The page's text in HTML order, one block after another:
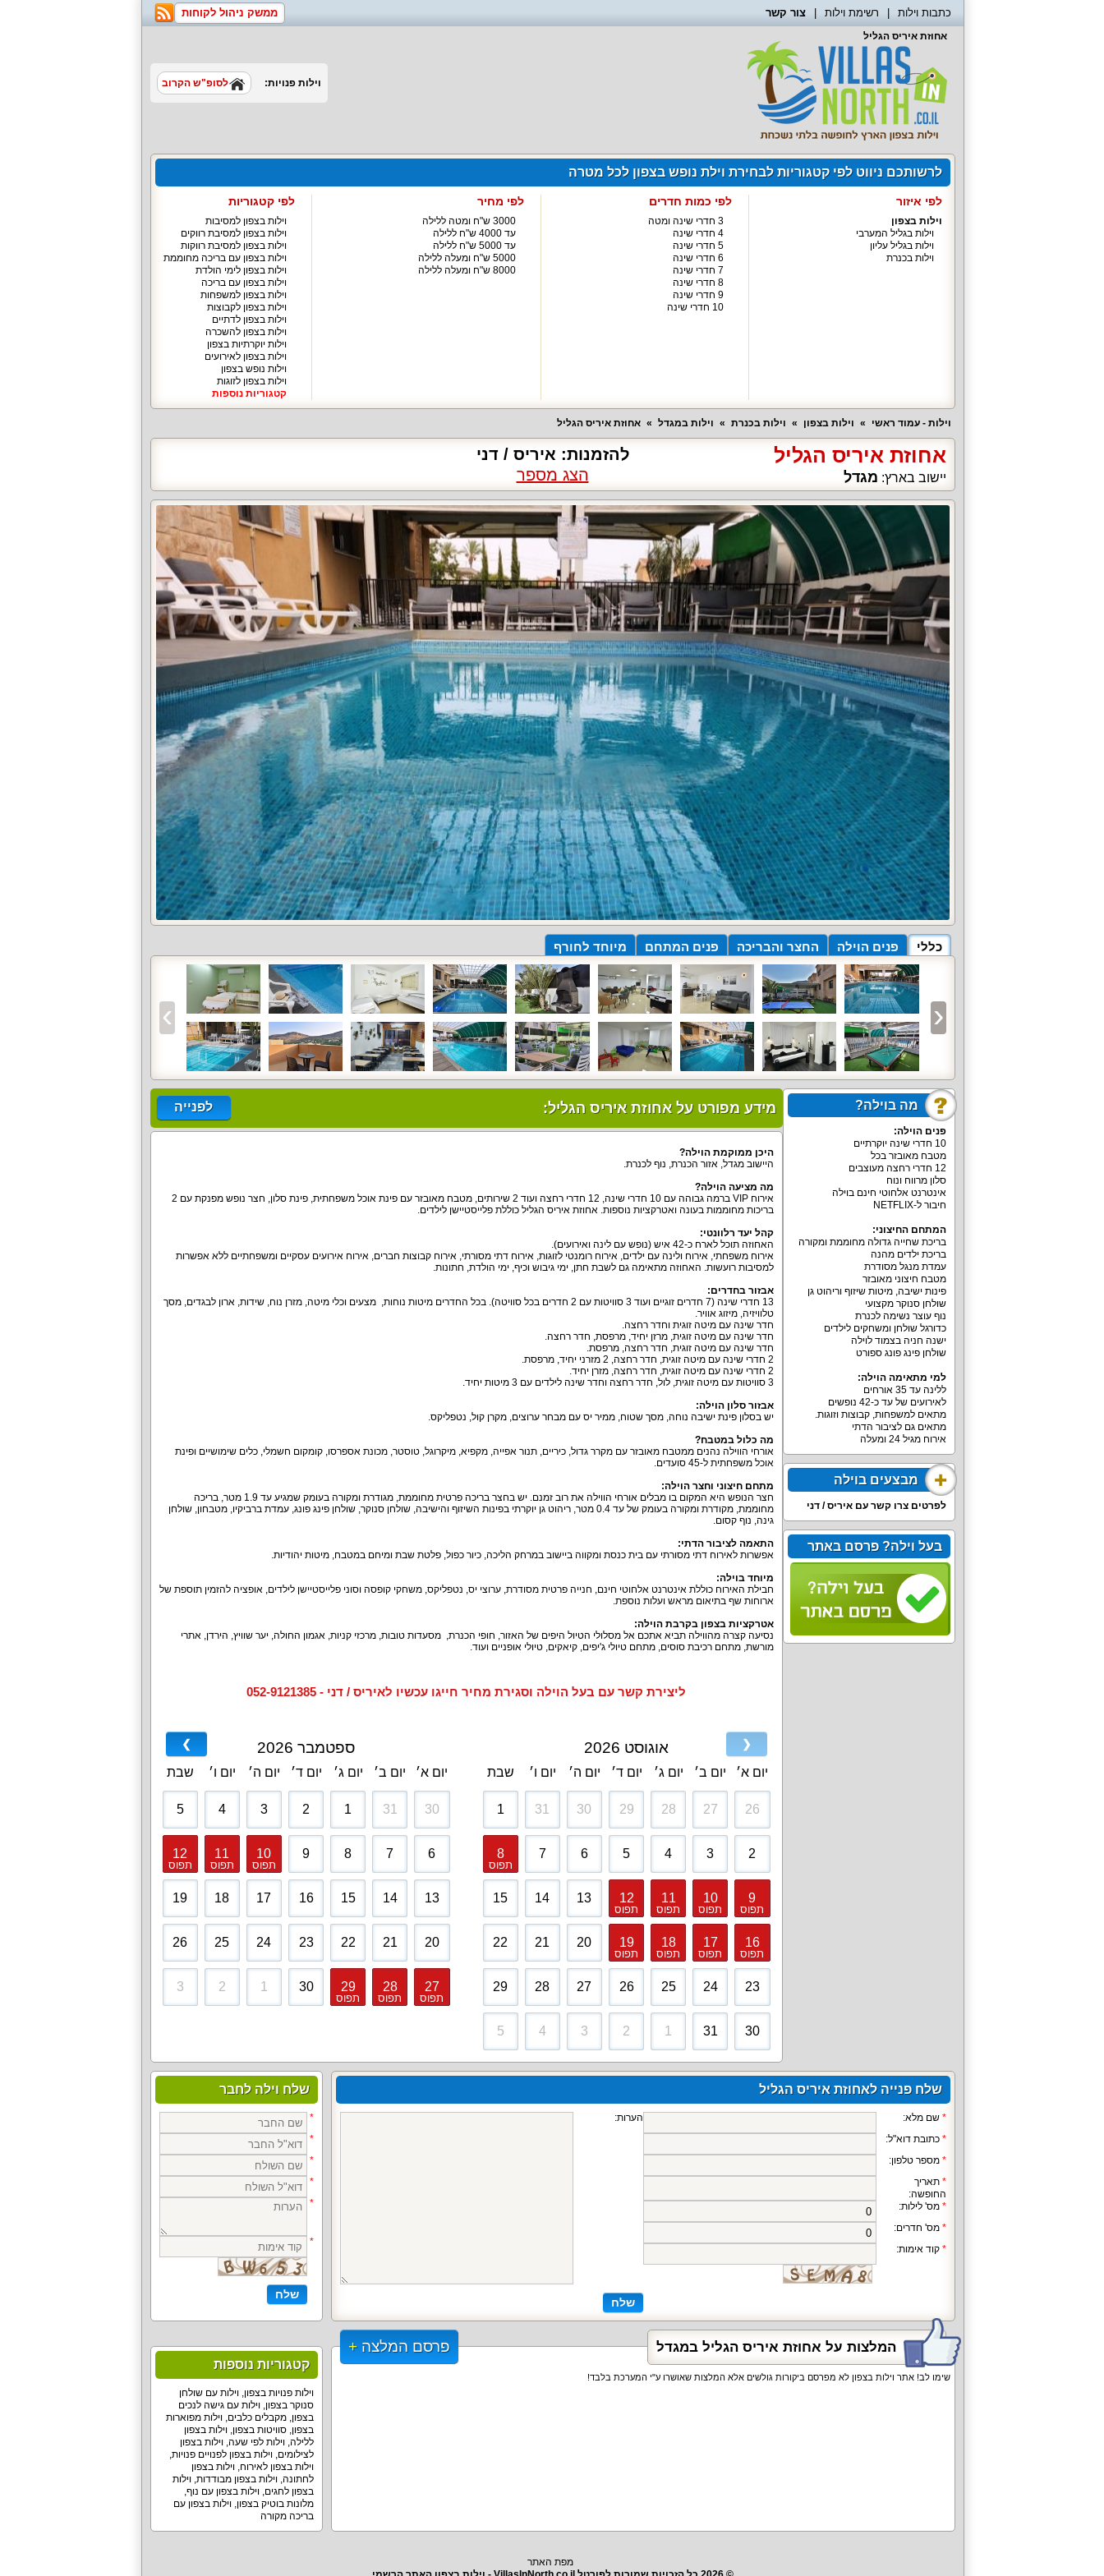
כתבות וילות רשימת וילות צור קשר ממשק ניהול לקוחות
אחוזת איריס הגליל
וילות פנויות: לסופ"ש הקרוב
לרשותכם ניווט לפי קטגוריות לבחירת וילת נופש בצפון לכל מטרה
לפי איזור
וילות בצפון
וילות בגליל המערבי
וילות בגליל עליון
וילות בכנרת
לפי כמות חדרים
3 חדרי שינה ומטה
4 חדרי שינה
5 חדרי שינה
6 חדרי שינה
7 חדרי שינה
8 חדרי שינה
9 חדרי שינה
10 חדרי שינה
לפי מחיר
3000 ש"ח ומטה ללילה
עד 4000 ש"ח ללילה
עד 5000 ש"ח ללילה
5000 ש"ח ומעלה ללילה
8000 ש"ח ומעלה ללילה
לפי קטגוריות
וילות בצפון למסיבות
וילות בצפון למסיבת רווקים
וילות בצפון למסיבת רווקות
וילות בצפון עם בריכה מחוממת
וילות בצפון לימי הולדת
וילות בצפון עם בריכה
וילות בצפון למשפחות
וילות בצפון לקבוצות
וילות בצפון לדתיים
וילות בצפון להשכרה
וילות יוקרתיות בצפון
וילות בצפון לאירועים
וילות נופש בצפון
וילות בצפון לזוגות
קטגוריות נוספות
וילות - עמוד ראשי וילות בצפון וילות בכנרת וילות במגדל אחוזת איריס הגליל
אחוזת איריס הגליל
יישוב בארץ: מגדל
להזמנות: איריס / דני
הצג מספר
כללי פנים הוילה החצר והבריכה פנים המתחם מיוחד לחורף
מה בוילה?
פנים הוילה:
10 חדרי שינה יוקרתיים
מטבח מאובזר בכל
12 חדרי רחצה מעוצבים
סלון מרווח ונוח
אינטרנט אלחוטי חינם בוילה
חיבור ל-NETFLIX
המתחם החיצוני:
בריכת שחייה גדולה מחוממת ומקורה
בריכת ילדים מהנה
עמדת מנגל מסודרת
מטבח חיצוני מאובזר
פינות ישיבה, מיטות שיזוף וריהוט גן
שולחן סנוקר מקצועי
נוף עוצר נשימה לכנרת
כדורגל שולחן ומשחקים לילדים
ישנה חניה בצמוד לוילה
שולחן פינג פונג ספורט
למי מתאימה הוילה:
ללינה עד 35 אורחים
לאירועים של עד כ-42 נופשים
מתאים למשפחות, קבוצות וזוגות.
מתאים גם לציבור הדתי
אירוח מגיל 24 ומעלה
מבצעים בוילה
לפרטים צרו קשר עם איריס / דני
בעל וילה? פרסם באתר
מידע מפורט על אחוזת איריס הגליל: לפנייה
היכן ממוקמת הוילה?
היישוב מגדל, אזור הכנרת, נוף לכנרת.
מה מציעה הוילה?
אירוח VIP ברמה גבוהה עם 10 חדרי שינה, 12 חדרי רחצה ועוד 2 שירותים, מטבח מאובזר עם פינת אוכל משפחתית, פינת סלון, חצר נופש מפנקת עם 2
בריכות מחוממות בעונה ואטרקציות נוספות. אחוזת איריס הגליל כוללת פלייסטיישן לילדים.
קהל יעד רלוונטי:
האחוזה תוכל לארח כ-42 איש (נופש עם לינה ואירועים).
אירוח משפחתי, אירוח ולינה עם ילדים, אירוח רומנטי לזוגות, אירוח דתי מסורתי, אירוח קבוצות חברים, אירוח אירועים עסקיים ומשפחתיים ללא אפשרות
למסיבות רועשות. האחוזה מתאימה גם לשבת חתן, ימי גיבוש וכיף, ימי הולדת, חתונות.
אבזור בחדרים:
13 חדרי שינה (7 חדרים זוגיים ועוד 3 סוויטות עם 2 חדרים בכל סוויטה). בכל החדרים מיטות נוחות, מצעים וכלי מיטה, מזרן נוח, שידות, ארון לבגדים, מסך
טלוויזיה, מיזוג אוויר.
חדר שינה עם מיטה זוגית וחדר רחצה.
חדר שינה עם מיטה זוגית, מרזן יחיד, מרפסת, חדר רחצה.
חדר שינה עם מיטה זוגית, חדר רחצה, מרפסת.
2 חדרי שינה עם מיטה זוגית, חדר רחצה, 2 מזרני יחיד, מרפסת.
2 חדרי שינה עם מיטה זוגית, חדר רחצה, מזרן יחיד.
3 סוויטות עם מיטה זוגית, לול, חדר רחצה וחדר שינה לילדים עם 3 מיטות יחיד.
אבזור סלון הוילה:
יש בסלון פינת ישיבה נוחה, מסך שטוח, ממיר יס עם מבחר ערוצים, מקרן קול, נטפליקס.
מה כלול במטבח?
אורחי הווילה נהנים ממטבח מאובזר עם מקרר גדול, כיריים, תנור אפייה, מקפיא, מיקרוגל, טוסטר, מכונת אספרסו, קומקום חשמלי, כלים שימושיים ופינת
אוכל משפחתית ל-45 סועדים.
מתחם חיצוני וחצר הוילה:
חצר הנופש היא המקום בו מבלים אורחי הווילה את רוב זמנם. יש בחצר בריכה פרטית מחוממת, מגודרת ומקורה בעומק שמגיע עד 1.9 מטר, בריכה
מחוממת, מקודרת ומקורה בעומק של עד 0.4 מטר, ריהוט גן יוקרתי בפינות השיזוף והישיבה, שולחן סנוקר, שולחן פינג פונג, עמדת ברביקיו, מטבחון, שולחן
גינה, נוף קסום.
התאמה לציבור הדתי:
אפשרות לאירוח דתי מסורתי עם בית כנסת ומקווה ביישוב במרחק הליכה, כיור כפול, פלטת שבת ומיחם במטבח, מיטות יהודיות.
מיוחד בוילה:
חבילת האירוח כוללת אינטרנט אלחוטי חינם, חנייה פרטית מסודרת, ערוצי יס, נטפליקס, משחקי קופסה וסוני פלייסטיישן לילדים, אופציה להזמין תוספת של
ארוחות שף בתיאום מראש ועלות נוספת.
אטרקציות בצפון בקרבת הוילה:
נסיעה קצרה מהווילה תביא אתכם אל מסלולי הטיול היפים של האזור, חופי הכנרת, מסעדות טובות, מרכזי קניות, אגמון החולה, יער שוויץ, הירדן, אתרי
מורשת, מתחם רכיבת סוסים, מתחם טיולי ג'יפים, קיאקים, טיולי אופניים ועוד.
ליצירת קשר עם בעל הוילה וסגירת מחיר חייגו עכשיו לאיריס / דני - 052-9121385
אוגוסט 2026
יום א׳ יום ב׳ יום ג׳ יום ד׳ יום ה׳ יום ו׳ שבת
26
27
28
29
30
31
1
2
3
4
5
6
7
8
תפוס
9
תפוס
10
תפוס
11
תפוס
12
תפוס
13
14
15
16
תפוס
17
תפוס
18
תפוס
19
תפוס
20
21
22
23
24
25
26
27
28
29
30
31
1
2
3
4
5
ספטמבר 2026
יום א׳ יום ב׳ יום ג׳ יום ד׳ יום ה׳ יום ו׳ שבת
30
31
1
2
3
4
5
6
7
8
9
10
תפוס
11
תפוס
12
תפוס
13
14
15
16
17
18
19
20
21
22
23
24
25
26
27
תפוס
28
תפוס
29
תפוס
30
1
2
3
❯ ❮
שלח פנייה לאחוזת איריס הגליל
שם מלא:
כתובת דוא"ל:
מספר טלפון:
תאריך
החופשה:
מס' לילות:
מס' חדרים:
קוד אימות:
הערות:
שלח
שלח וילה לחבר
פרסם המלצה המלצות על אחוזת איריס הגליל במגדל
שימו לב! אתר וילות בצפון לא מפרסם ביקורות גולשים אלא המלצות שאושרו ע"י המערכת בלבד!
קטגוריות נוספות
וילות פנויות בצפון,וילות עם שולחן
סנוקר בצפון,וילות עם גישה לנכים
בצפון,מקבלים כלבים,וילות מפוארות
בצפון,סוויטות בצפון,וילות בצפון
ללילה,וילות לפי שעה,וילות בצפון
לצילומים,וילות בצפון לפנויים פנויות,
וילות בצפון לאירוח,וילות בצפון
לחתונה,וילות בצפון מבודדות,וילות
בצפון לחגים,וילות בצפון עם נוף,
מלונות בוטיק בצפון,וילות בצפון עם
בריכה מקורה
מפת האתר